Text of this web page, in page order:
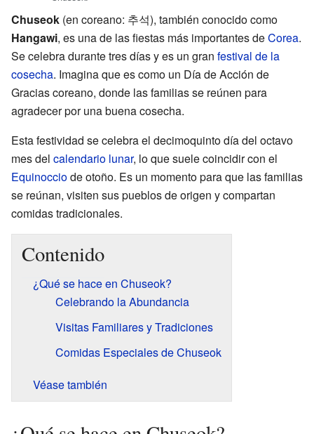
Chuseok (en coreano: 추석), también conocido como
Hangawi, es una de las fiestas más importantes deCorea.
Se celebra durante tres días y es un gran festival de la
cosecha. Imagina que es como un Día de Acción de
Gracias coreano, donde las familias se reúnen para
agradecer por una buena cosecha.
Esta festividad se celebra el decimoquinto día del octavo
mes del calendario lunar, lo que suele coincidir con el
Equinocciode otoño. Es un momento para que las familias
se reúnan, visiten sus pueblos de origen y compartan
comidas tradicionales.
Contenido
¿Qué se hace en Chuseok?
Celebrando la Abundancia
Visitas Familiares y Tradiciones
Comidas Especiales de Chuseok
Véase también